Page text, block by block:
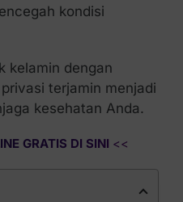
kondisi
kelamin dengan
terjamin menjadi
kesehatan Anda.
GRATIS DI SINI <<